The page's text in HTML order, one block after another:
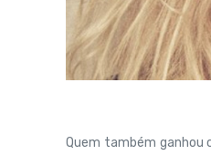
Quem também ganhou